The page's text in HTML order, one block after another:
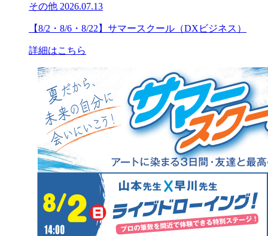
その他 2026.07.13
【8/2・8/6・8/22】サマースクール（DXビジネス）
詳細はこちら